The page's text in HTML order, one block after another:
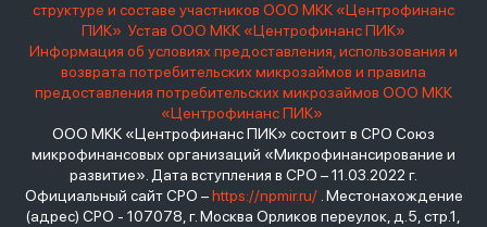
структуре и составе участников ООО МКК «Центрофинанс
ПИК» Устав ООО МКК «Центрофинанс ПИК»
Информация об условиях предоставления, использования и
возврата потребительских микрозаймов и правила
предоставления потребительских микрозаймов ООО МКК
«Центрофинанс ПИК»
ООО МКК «Центрофинанс ПИК» состоит в СРО Союз
микрофинансовых организаций «Микрофинансирование и
развитие». Дата вступления в СРО – 11.03.2022 г.
Официальный сайт СРО –https://npmir.ru/. Местонахождение
(адрес) СРО - 107078, г. Москва Орликов переулок, д.5, стр.1,